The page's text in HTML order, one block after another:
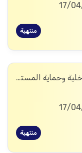
منتهية
الإدارة العامة للتجارة الداخلية وحماية المستهلك
منتهية